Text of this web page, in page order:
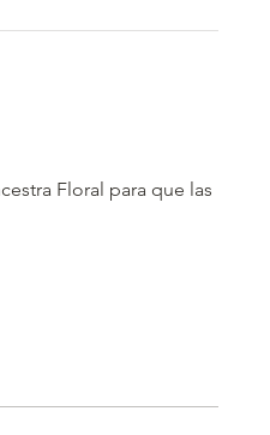
Floral para que las